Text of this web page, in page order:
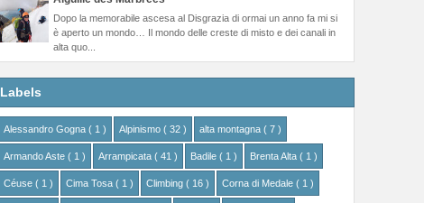
Dopo la memorabile ascesa al Disgrazia di ormai un anno fa mi si
è aperto un mondo… Il mondo delle creste di misto e dei canali in
alta quo...
Labels
Alessandro Gogna ( 1 ) Alpinismo ( 32 ) alta montagna ( 7 )
Armando Aste ( 1 ) Arrampicata ( 41 ) Badile ( 1 ) Brenta Alta ( 1 )
Céuse ( 1 ) Cima Tosa ( 1 ) Climbing ( 16 ) Corna di Medale ( 1 )